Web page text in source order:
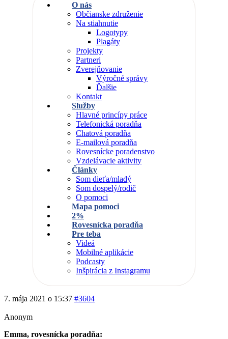
O nás
Občianske združenie
Na stiahnutie
Logotypy
Plagáty
Projekty
Partneri
Zverejňovanie
Výročné správy
Ďalšie
Kontakt
Služby
Hlavné princípy práce
Telefonická poradňa
Chatová poradňa
E-mailová poradňa
Rovesnícke poradenstvo
Vzdelávacie aktivity
Články
Som dieťa/mladý
Som dospelý/rodič
O pomoci
Mapa pomoci
2%
Rovesnícka poradňa
Pre teba
Videá
Mobilné aplikácie
Podcasty
Inšpirácia z Instagramu
7. mája 2021 o 15:37 #3604
Anonym
Emma, rovesnícka poradňa: